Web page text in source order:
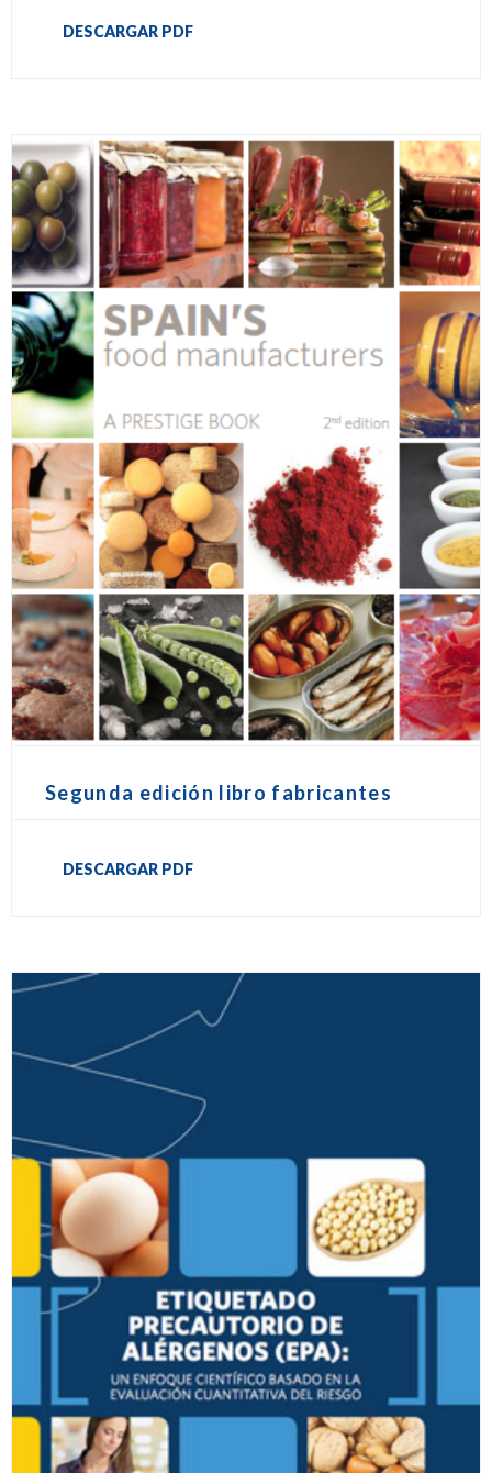
DESCARGAR PDF
Segunda edición libro fabricantes
DESCARGAR PDF